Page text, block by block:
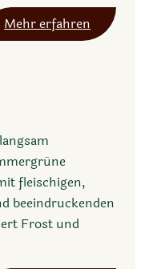
c
a
Mehr erfahren
A
o
fleischigen,
beeindruckenden
Frost und